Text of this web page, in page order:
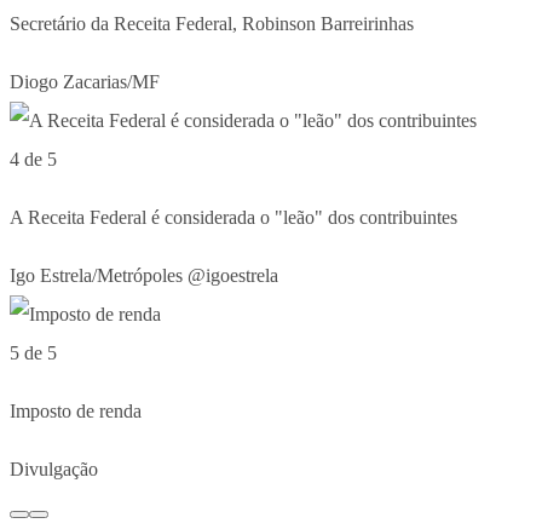
Secretário da Receita Federal, Robinson Barreirinhas
Diogo Zacarias/MF
4 de 5
A Receita Federal é considerada o "leão" dos contribuintes
Igo Estrela/Metrópoles @igoestrela
5 de 5
Imposto de renda
Divulgação